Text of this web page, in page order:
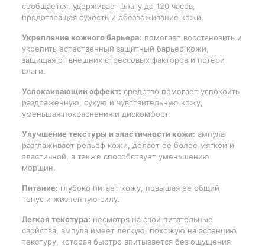
сообщается, удерживает влагу до 120 часов,
предотвращая сухость и обезвоживание кожи.
Укрепление кожного барьера: помогает восстановить и
укрепить естественный защитный барьер кожи,
защищая от внешних стрессовых факторов и потери
влаги.
Успокаивающий эффект: средство помогает успокоить
раздраженную, сухую и чувствительную кожу,
уменьшая покраснения и дискомфорт.
Улучшение текстуры и эластичности кожи: ампула
разглаживает рельеф кожи, делает ее более мягкой и
эластичной, а также способствует уменьшению
морщин.
Питание: глубоко питает кожу, повышая ее общий
тонус и жизненную силу.
Легкая текстура: несмотря на свои питательные
свойства, ампула имеет легкую, похожую на эссенцию
текстуру, которая быстро впитывается без ощущения